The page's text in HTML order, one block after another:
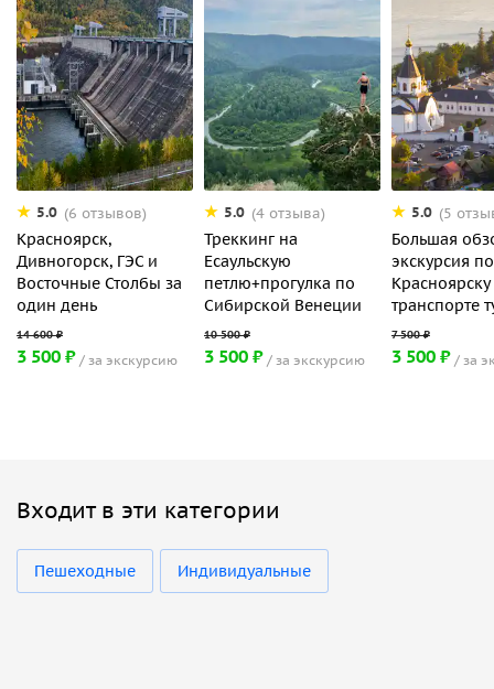
5.0 (6 отзывов)
Красноярск,
Дивногорск, ГЭС и
Восточные Столбы за
один день
3 500 ₽ за экскурсию
5.0 (4 отзыва)
Треккинг на
Есаульскую
петлю+прогулка по
Сибирской Венеции
3 500 ₽ за экскурсию
5.0 (5
Большая
экскурсия по
Красноярску
транспорте
3 500 ₽ за
Входит в эти категории
Пешеходные Индивидуальные